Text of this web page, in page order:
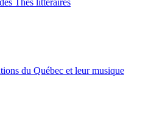
du Québec et leur musique